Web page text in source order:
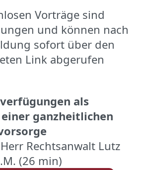
Vorträge sind
und können nach
sofort über den
Link abgerufen
als
ganzheitlichen
Rechtsanwalt Lutz
(26 min)